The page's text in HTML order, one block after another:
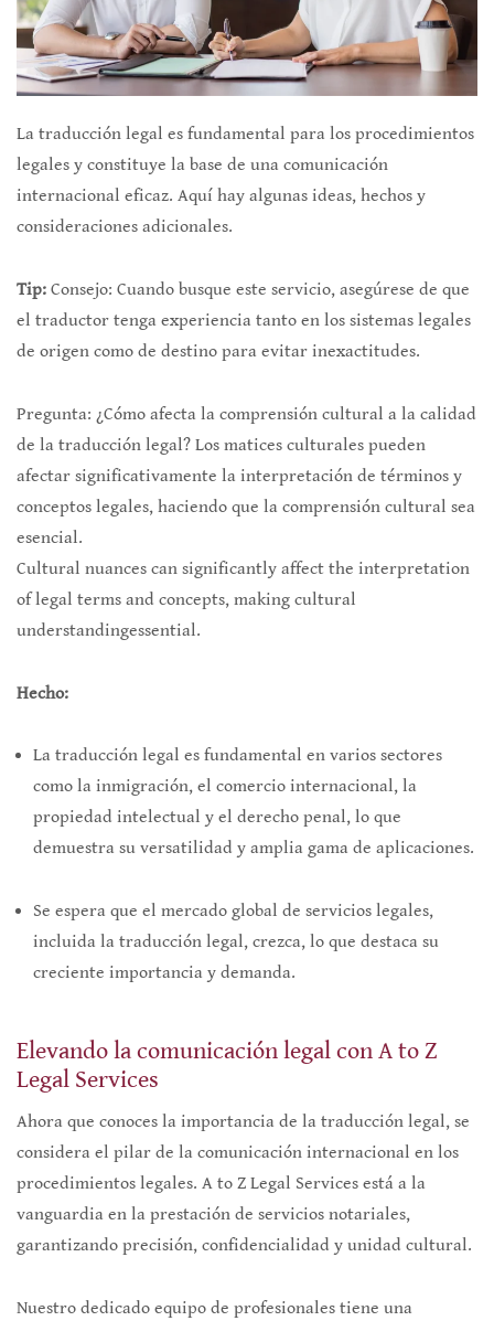
La traducción legal es fundamental para los procedimientos
legales y constituye la base de una comunicación
internacional eficaz. Aquí hay algunas ideas, hechos y
consideraciones adicionales.
Tip: Consejo: Cuando busque este servicio, asegúrese de que
el traductor tenga experiencia tanto en los sistemas legales
de origen como de destino para evitar inexactitudes.
Pregunta: ¿Cómo afecta la comprensión cultural a la calidad
de la traducción legal? Los matices culturales pueden
afectar significativamente la interpretación de términos y
conceptos legales, haciendo que la comprensión cultural sea
esencial.
Cultural nuances can significantly affect the interpretation
of legal terms and concepts, making cultural
understandingessential.
Hecho:
La traducción legal es fundamental en varios sectores
como la inmigración, el comercio internacional, la
propiedad intelectual y el derecho penal, lo que
demuestra su versatilidad y amplia gama de aplicaciones.
Se espera que el mercado global de servicios legales,
incluida la traducción legal, crezca, lo que destaca su
creciente importancia y demanda.
Elevando la comunicación legal con A to Z
Legal Services
Ahora que conoces la importancia de la traducción legal, se
considera el pilar de la comunicación internacional en los
procedimientos legales. A to Z Legal Services está a la
vanguardia en la prestación de servicios notariales,
garantizando precisión, confidencialidad y unidad cultural.
Nuestro dedicado equipo de profesionales tiene una